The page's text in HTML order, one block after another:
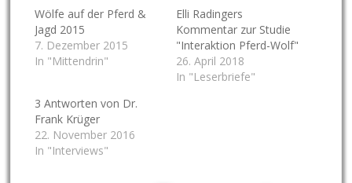
Wölfe auf der Pferd &
Jagd 2015
7. Dezember 2015
In "Mittendrin"
Elli Radingers
Kommentar zur Studie
"Interaktion Pferd-Wolf"
26. April 2018
In "Leserbriefe"
3 Antworten von Dr.
Frank Krüger
22. November 2016
In "Interviews"